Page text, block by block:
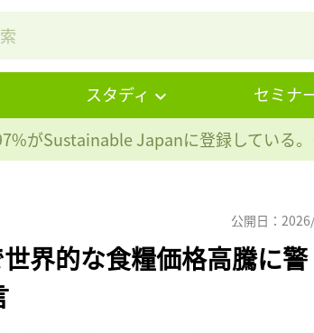
スタディ セミナ
がSustainable Japanに登録している
公開日：
世界的な食糧価格高騰に警